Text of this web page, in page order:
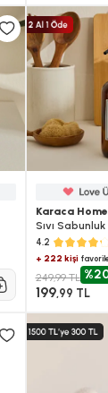
Karaca Home
Sıvı
4.2
+ 222 kişi
249,99 TL
199,99 TL